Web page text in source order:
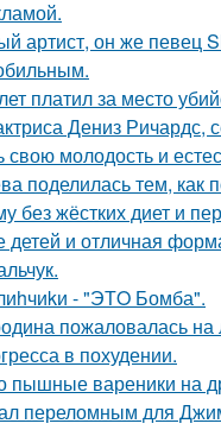
артист, он же певец
платил за место
Дениз Ричардс,
свою молодость и
поделилась тем, как
без жёстких диет и
детей и отличная
- "ЭТO Бомба".
пожаловалась
в похудении.
пышные вареники на
переломным для